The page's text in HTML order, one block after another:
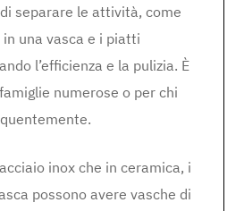
separare le attività, come
una vasca e i piatti
l’efficienza e la pulizia. È
numerose o per chi
inox che in ceramica, i
possono avere vasche di